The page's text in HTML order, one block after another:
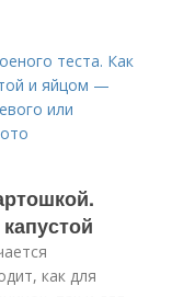
теста. Как
и яйцом —
или
как для